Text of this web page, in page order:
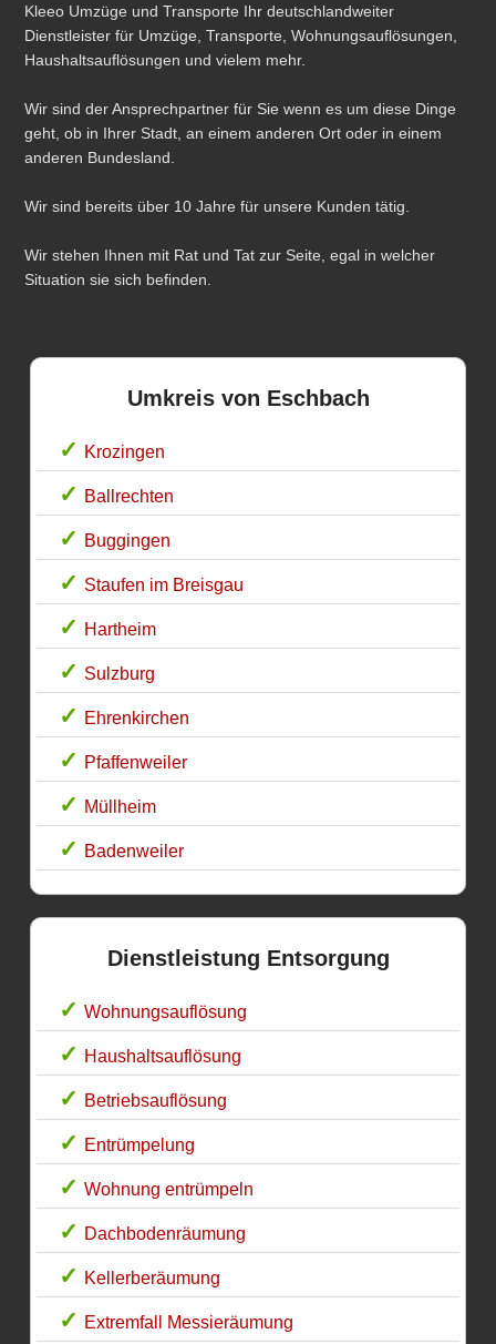
Kleeo Umzüge und Transporte Ihr deutschlandweiter
Dienstleister für Umzüge, Transporte, Wohnungsauflösungen,
Haushaltsauflösungen und vielem mehr.
Wir sind der Ansprechpartner für Sie wenn es um diese Dinge
geht, ob in Ihrer Stadt, an einem anderen Ort oder in einem
anderen Bundesland.
Wir sind bereits über 10 Jahre für unsere Kunden tätig.
Wir stehen Ihnen mit Rat und Tat zur Seite, egal in welcher
Situation sie sich befinden.
Umkreis von Eschbach
Krozingen
Ballrechten
Buggingen
Staufen im Breisgau
Hartheim
Sulzburg
Ehrenkirchen
Pfaffenweiler
Müllheim
Badenweiler
Dienstleistung Entsorgung
Wohnungsauflösung
Haushaltsauflösung
Betriebsauflösung
Entrümpelung
Wohnung entrümpeln
Dachbodenräumung
Kellerberäumung
Extremfall Messieräumung